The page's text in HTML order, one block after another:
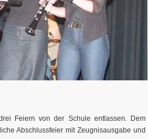
Feiern von der Schule entlassen. Dem
Abschlussfeier mit Zeugnisausgabe und